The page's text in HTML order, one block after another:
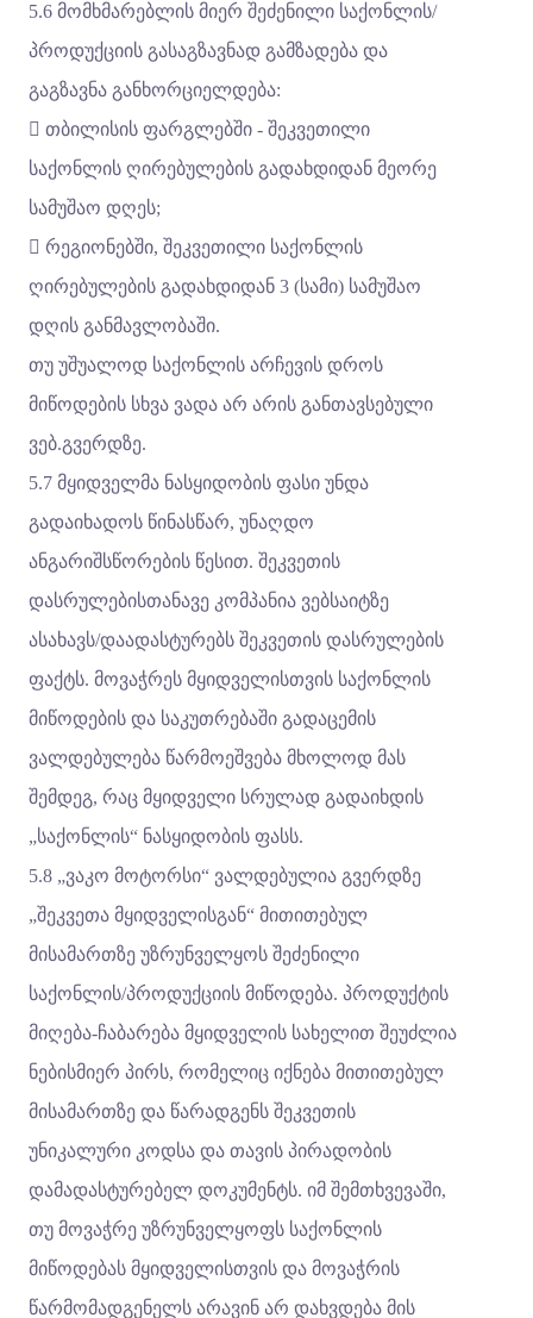
5.6 მომხმარებლის მიერ შეძენილი საქონლის/
პროდუქციის გასაგზავნად გამზადება და
გაგზავნა განხორციელდება:
 თბილისის ფარგლებში - შეკვეთილი
საქონლის ღირებულების გადახდიდან მეორე
სამუშაო დღეს;
 რეგიონებში, შეკვეთილი საქონლის
ღირებულების გადახდიდან 3 (სამი) სამუშაო
დღის განმავლობაში.
თუ უშუალოდ საქონლის არჩევის დროს
მიწოდების სხვა ვადა არ არის განთავსებული
ვებ.გვერდზე.
5.7 მყიდველმა ნასყიდობის ფასი უნდა
გადაიხადოს წინასწარ, უნაღდო
ანგარიშსწორების წესით. შეკვეთის
დასრულებისთანავე კომპანია ვებსაიტზე
ასახავს/დაადასტურებს შეკვეთის დასრულების
ფაქტს. მოვაჭრეს მყიდველისთვის საქონლის
მიწოდების და საკუთრებაში გადაცემის
ვალდებულება წარმოეშვება მხოლოდ მას
შემდეგ, რაც მყიდველი სრულად გადაიხდის
„საქონლის“ ნასყიდობის ფასს.
5.8 „ვაკო მოტორსი“ ვალდებულია გვერდზე
„შეკვეთა მყიდველისგან“ მითითებულ
მისამართზე უზრუნველყოს შეძენილი
საქონლის/პროდუქციის მიწოდება. პროდუქტის
მიღება-ჩაბარება მყიდველის სახელით შეუძლია
ნებისმიერ პირს, რომელიც იქნება მითითებულ
მისამართზე და წარადგენს შეკვეთის
უნიკალური კოდსა და თავის პირადობის
დამადასტურებელ დოკუმენტს. იმ შემთხვევაში,
თუ მოვაჭრე უზრუნველყოფს საქონლის
მიწოდებას მყიდველისთვის და მოვაჭრის
წარმომადგენელს არავინ არ დახვდება მის